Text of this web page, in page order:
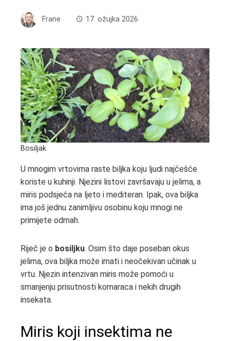
Frane 17. ožujka 2026
Bosiljak
U mnogim vrtovima raste biljka koju ljudi najčešće
koriste u kuhinji. Njezini listovi završavaju u jelima, a
miris podsjeća na ljeto i mediteran. Ipak, ova biljka
ima još jednu zanimljivu osobinu koju mnogi ne
primijete odmah.
Riječ je o bosiljku. Osim što daje poseban okus
jelima, ova biljka može imati i neočekivan učinak u
vrtu. Njezin intenzivan miris može pomoći u
smanjenju prisutnosti komaraca i nekih drugih
insekata.
Miris koji insektima ne